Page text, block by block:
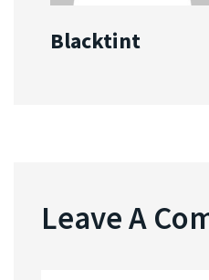
Blacktint
Leave A